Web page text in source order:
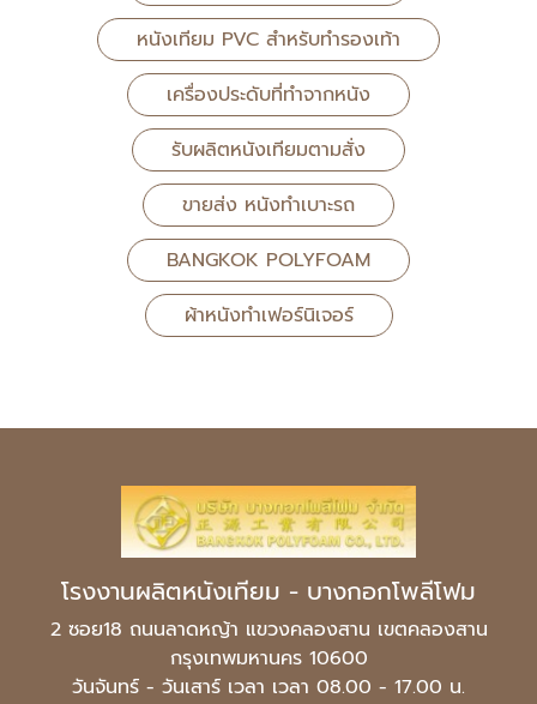
หนังเทียม PVC สำหรับทำรองเท้า
เครื่องประดับที่ทำจากหนัง
รับผลิตหนังเทียมตามสั่ง
ขายส่ง หนังทำเบาะรถ
BANGKOK POLYFOAM
ผ้าหนังทำเฟอร์นิเจอร์
โรงงานผลิตหนังเทียม - บางกอกโพลีโฟม
2 ซอย18 ถนนลาดหญ้า แขวงคลองสาน เขตคลองสาน
กรุงเทพมหานคร 10600
วันจันทร์ - วันเสาร์ เวลา เวลา 08.00 - 17.00 น.